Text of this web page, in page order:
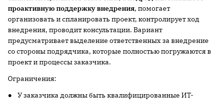
проактивную поддержку внедрения, помогает
организовать и спланировать проект, контролирует ход
внедрения, проводит консультации. Вариант
предусматривает выделение ответственных за внедрение
со стороны подрядчика, которые полностью погружаются в
проект и процессы заказчика.
Ограничения:
● У заказчика должны быть квалифицированные ИТ-